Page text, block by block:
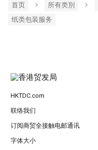
首页 所有类別
纸类包装服务
HKTDC.com
联络我们
订阅商贸全接触电邮通讯
字体大小